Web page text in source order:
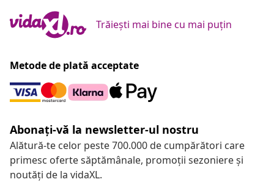
Trăiești mai bine cu mai puțin
Metode de plată acceptate
Abonați-vă la newsletter-ul nostru
Alătură-te celor peste 700.000 de cumpărători care
primesc oferte săptămânale, promoții sezoniere și
noutăți de la vidaXL.